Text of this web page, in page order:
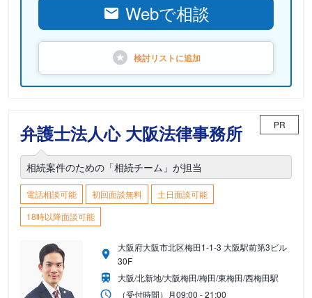
Webで相談
検討リストに追加
弁護士法人心 大阪法律事務所 PR
相続案件のための「相続チーム」が担当
電話相談可能 初回面談無料
土日面談可能
18時以降面談可能
大阪府大阪市北区梅田1-1-3 大阪駅前第3ビル
30F
大阪/北新地/大阪梅田/梅田/東梅田/西梅田駅
（受付時間） 月09:00 - 21:00